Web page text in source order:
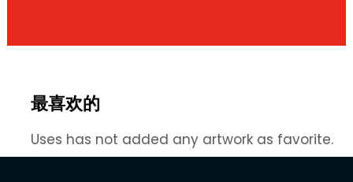
最喜欢的
Uses has not added any artwork as favorite.